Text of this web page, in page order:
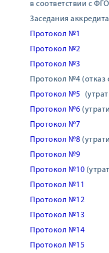
в соответствии с
Заседания
Протокол №1
Протокол №2
Протокол №3
Протокол №4 (отказ
Протокол №5
Протокол №6
Протокол №7
Протокол №8
Протокол №9
Протокол №10
Протокол №11
Протокол №12
Протокол №13
Протокол №14
Протокол №15